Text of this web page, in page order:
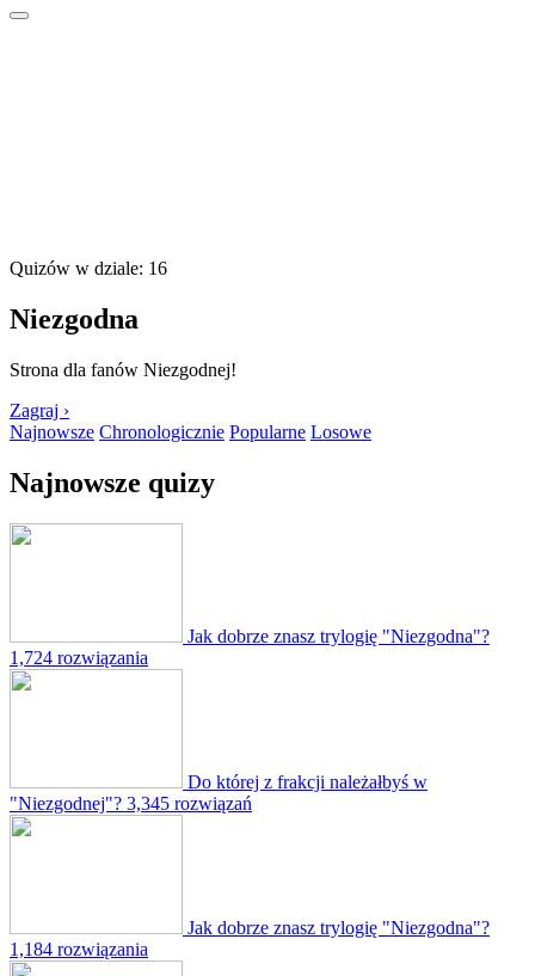
Quizów w dziale: 16
Niezgodna
Strona dla fanów Niezgodnej!
Zagraj ›
Najnowsze Chronologicznie Popularne Losowe
Najnowsze quizy
Jak dobrze znasz trylogię "Niezgodna"?
1,724 rozwiązania
Do której z frakcji należałbyś w
"Niezgodnej"? 3,345 rozwiązań
Jak dobrze znasz trylogię "Niezgodna"?
1,184 rozwiązania